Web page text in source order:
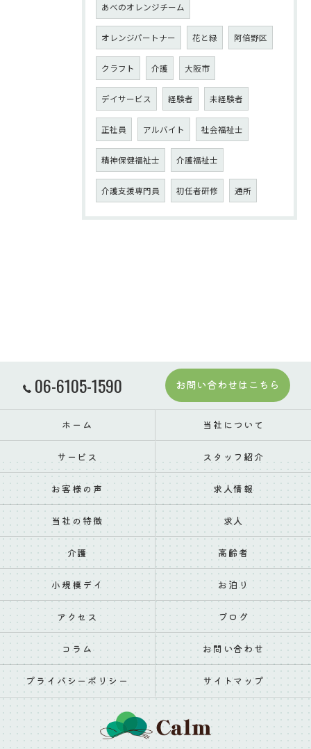
あべのオレンジチーム
オレンジパートナー 花と緑 阿倍野区
クラフト 介護 大阪市
デイサービス 経験者 未経験者
正社員 アルバイト 社会福祉士
精神保健福祉士 介護福祉士
介護支援専門員 初任者研修 通所
06-6105-1590 お問い合わせはこちら
ホーム 当社について
サービス スタッフ紹介
お客様の声 求人情報
当社の特徴 求人
介護 高齢者
小規模デイ お泊り
アクセス ブログ
コラム お問い合わせ
プライバシーポリシー サイトマップ